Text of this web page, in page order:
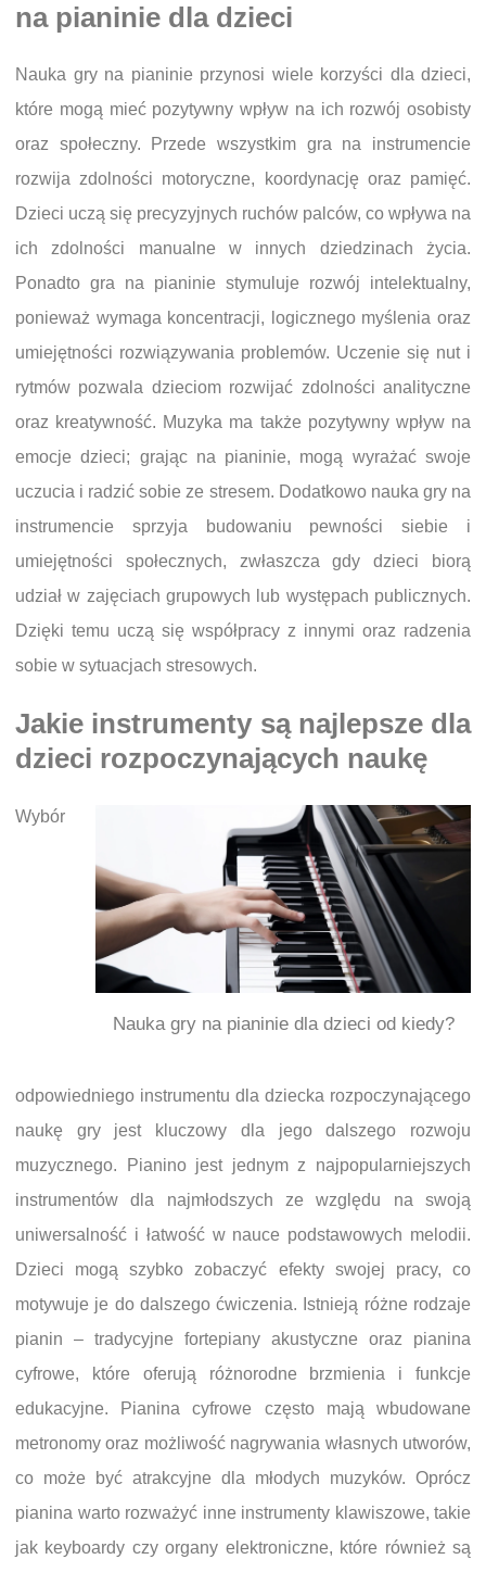
na pianinie dla dzieci
Nauka gry na pianinie przynosi wiele korzyści dla dzieci,
które mogą mieć pozytywny wpływ na ich rozwój osobisty
oraz społeczny. Przede wszystkim gra na instrumencie
rozwija zdolności motoryczne, koordynację oraz pamięć.
Dzieci uczą się precyzyjnych ruchów palców, co wpływa na
ich zdolności manualne w innych dziedzinach życia.
Ponadto gra na pianinie stymuluje rozwój intelektualny,
ponieważ wymaga koncentracji, logicznego myślenia oraz
umiejętności rozwiązywania problemów. Uczenie się nut i
rytmów pozwala dzieciom rozwijać zdolności analityczne
oraz kreatywność. Muzyka ma także pozytywny wpływ na
emocje dzieci; grając na pianinie, mogą wyrażać swoje
uczucia i radzić sobie ze stresem. Dodatkowo nauka gry na
instrumencie sprzyja budowaniu pewności siebie i
umiejętności społecznych, zwłaszcza gdy dzieci biorą
udział w zajęciach grupowych lub występach publicznych.
Dzięki temu uczą się współpracy z innymi oraz radzenia
sobie w sytuacjach stresowych.
Jakie instrumenty są najlepsze dla
dzieci rozpoczynających naukę
Nauka gry na pianinie dla dzieci od kiedy?
Wybór
odpowiedniego instrumentu dla dziecka rozpoczynającego
naukę gry jest kluczowy dla jego dalszego rozwoju
muzycznego. Pianino jest jednym z najpopularniejszych
instrumentów dla najmłodszych ze względu na swoją
uniwersalność i łatwość w nauce podstawowych melodii.
Dzieci mogą szybko zobaczyć efekty swojej pracy, co
motywuje je do dalszego ćwiczenia. Istnieją różne rodzaje
pianin – tradycyjne fortepiany akustyczne oraz pianina
cyfrowe, które oferują różnorodne brzmienia i funkcje
edukacyjne. Pianina cyfrowe często mają wbudowane
metronomy oraz możliwość nagrywania własnych utworów,
co może być atrakcyjne dla młodych muzyków. Oprócz
pianina warto rozważyć inne instrumenty klawiszowe, takie
jak keyboardy czy organy elektroniczne, które również są